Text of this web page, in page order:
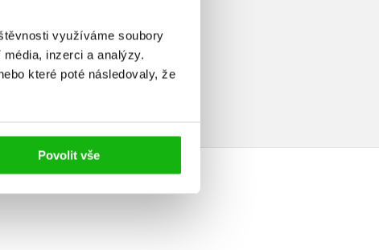
využíváme soubory
inzerci a analýzy.
které poté následovaly, že
Povolit vše